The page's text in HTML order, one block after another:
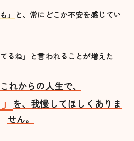
」
と、常にどこか不安を感じてい
るね」 と言われることが増えた
れからの人生で、
を、我慢してほしくありま
せん。